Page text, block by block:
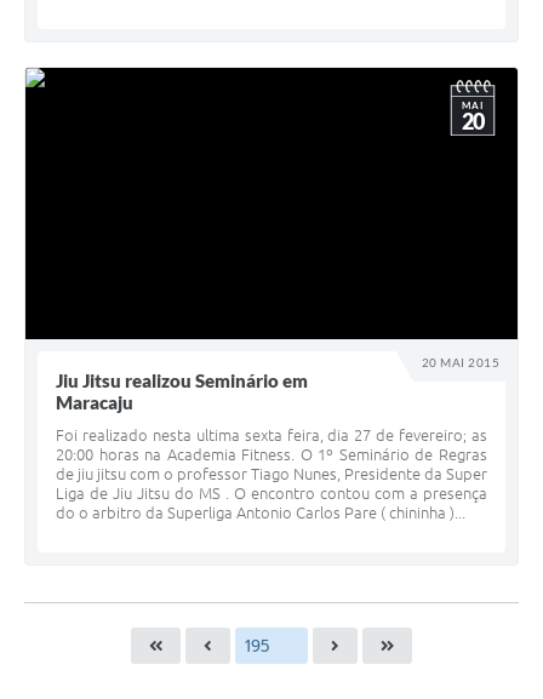
20 MAI 2015
MAI
20
Jiu Jitsu realizou Seminário em
Maracaju
Foi realizado nesta ultima sexta feira, dia 27 de fevereiro; as
20:00 horas na Academia Fitness. O 1º Seminário de Regras
de jiu jitsu com o professor Tiago Nunes, Presidente da Super
Liga de Jiu Jitsu do MS . O encontro contou com a presença
do o arbitro da Superliga Antonio Carlos Pare ( chininha )...